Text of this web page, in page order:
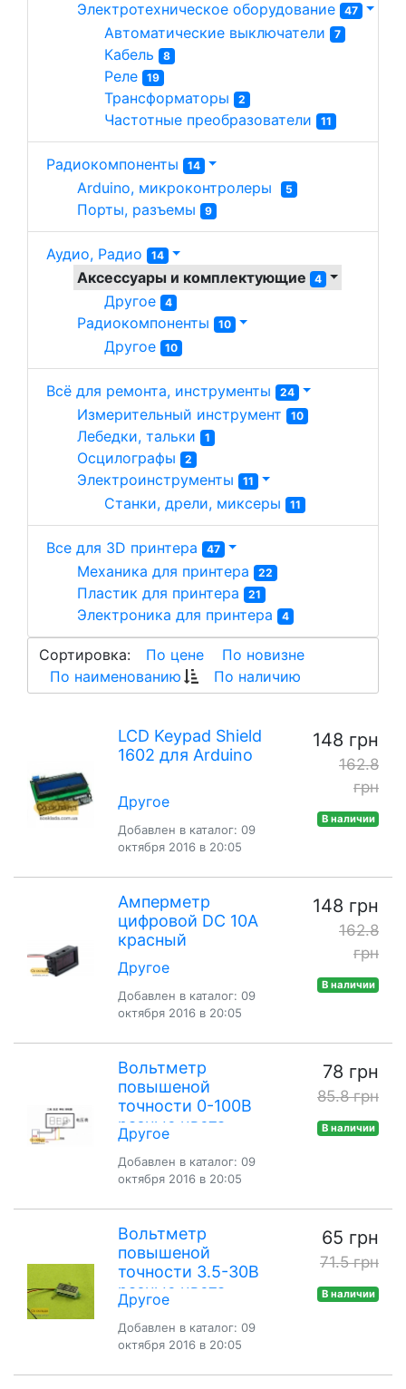
Электротехническое оборудование 47
Автоматические выключатели 7
Кабель 8
Реле 19
Трансформаторы 2
Частотные преобразователи 11
Радиокомпоненты 14
Arduino, микроконтролеры 5
Порты, разъемы 9
Аудио, Радио 14
Аксессуары и комплектующие 4
Другое 4
Радиокомпоненты 10
Другое 10
Всё для ремонта, инструменты 24
Измерительный инструмент 10
Лебедки, тальки 1
Осцилографы 2
Электроинструменты 11
Станки, дрели, миксеры 11
Все для 3D принтера 47
Механика для принтера 22
Пластик для принтера 21
Электроника для принтера 4
Сортировка: По цене
По новизне
По наименованию
По наличию
LCD Keypad Shield
1602 для Arduino
Другое
Добавлен в каталог: 09
октября 2016 в 20:05
148 грн
162.8
грн
В наличии
Амперметр
цифровой DC 10А
красный
Другое
Добавлен в каталог: 09
октября 2016 в 20:05
148 грн
162.8
грн
В наличии
Вольтметр
повышеной
точности 0-100В
разные цвета
Другое
Добавлен в каталог: 09
октября 2016 в 20:05
78 грн
85.8 грн
В наличии
Вольтметр
повышеной
точности 3.5-30В
разные цвета
Другое
Добавлен в каталог: 09
октября 2016 в 20:05
65 грн
71.5 грн
В наличии